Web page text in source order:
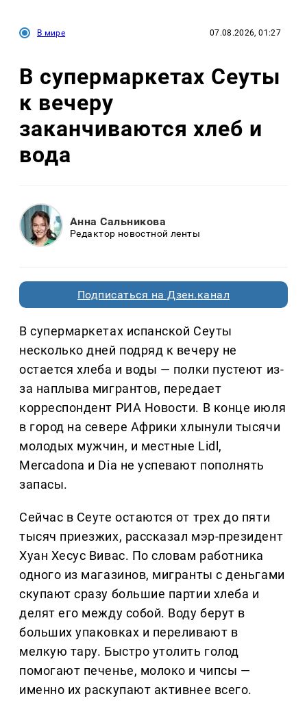
В мире 07.08.2026, 01:27
В супермаркетах Сеуты
к вечеру
заканчиваются хлеб и
вода
Анна Сальникова
Редактор новостной ленты
Подписаться на Дзен.канал
В супермаркетах испанской Сеуты
несколько дней подряд к вечеру не
остается хлеба и воды — полки пустеют из-
за наплыва мигрантов, передает
корреспондент РИА Новости. В конце июля
в город на севере Африки хлынули тысячи
молодых мужчин, и местные Lidl,
Mercadona и Dia не успевают пополнять
запасы.
Сейчас в Сеуте остаются от трех до пяти
тысяч приезжих, рассказал мэр-президент
Хуан Хесус Вивас. По словам работника
одного из магазинов, мигранты с деньгами
скупают сразу большие партии хлеба и
делят его между собой. Воду берут в
больших упаковках и переливают в
мелкую тару. Быстро утолить голод
помогают печенье, молоко и чипсы —
именно их раскупают активнее всего.